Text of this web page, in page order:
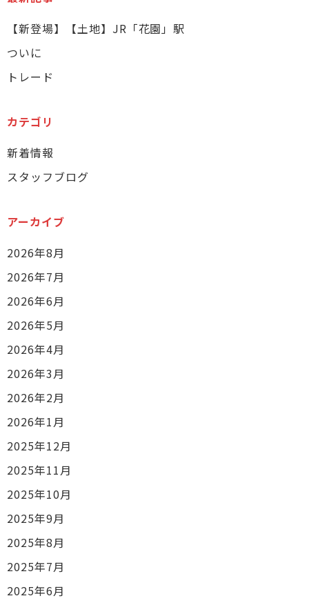
【新登場】【土地】JR「花園」駅
ついに
トレード
カテゴリ
新着情報
スタッフブログ
アーカイブ
2026年8月
2026年7月
2026年6月
2026年5月
2026年4月
2026年3月
2026年2月
2026年1月
2025年12月
2025年11月
2025年10月
2025年9月
2025年8月
2025年7月
2025年6月